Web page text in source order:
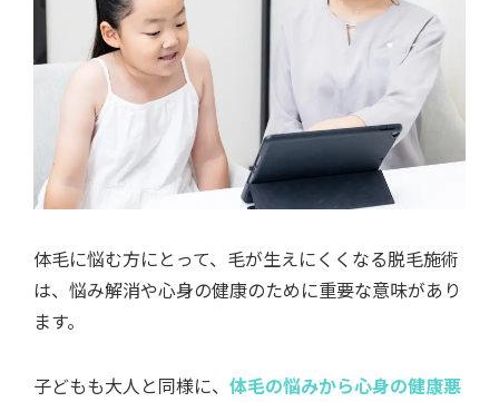
体毛に悩む方にとって、毛が生えにくくなる脱毛施術
は、悩み解消や心身の健康のために重要な意味があり
ます。
子どもも大人と同様に、 体毛の悩みから心身の健康悪